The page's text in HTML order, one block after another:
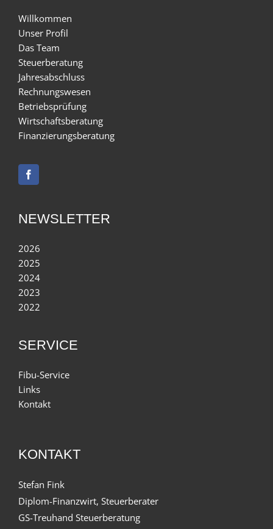
Willkommen
Unser Profil
Das Team
Steuerberatung
Jahresabschluss
Rechnungswesen
Betriebsprüfung
Wirtschaftsberatung
Finanzierungsberatung
NEWSLETTER
2026
2025
2024
2023
2022
SERVICE
Fibu-Service
Links
Kontakt
KONTAKT
Stefan Fink
Diplom-Finanzwirt, Steuerberater
GS-Treuhand Steuerberatung